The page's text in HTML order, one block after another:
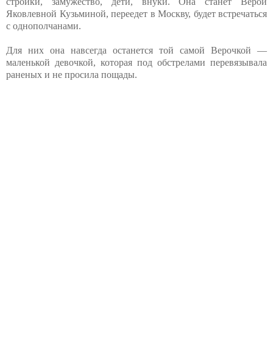
Яковлевной Кузьминой, переедет в Москву, будет встречаться
с однополчанами.
Для них она навсегда останется той самой Верочкой —
маленькой девочкой, которая под обстрелами перевязывала
раненых и не просила пощады.